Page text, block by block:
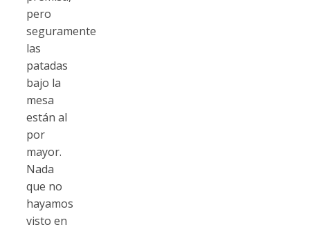
pero
seguramente
las
patadas
bajo la
mesa
están al
por
mayor.
Nada
que no
hayamos
visto en